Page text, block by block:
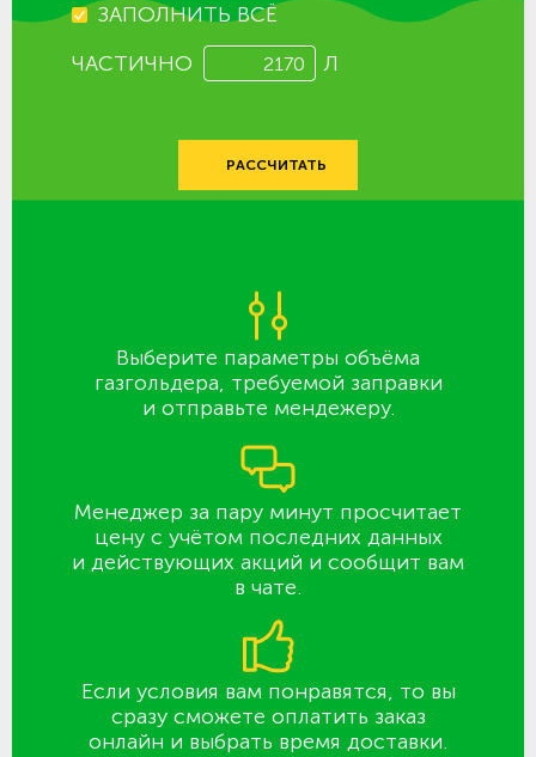
ЗАПОЛНИТЬ ВСЁ
ЧАСТИЧНО
Л
РАССЧИТАТЬ
Выберите параметры объёма
газгольдера, требуемой заправки
и отправьте мендежеру.
Менеджер за пару минут просчитает
цену с учётом последних данных
и действующих акций и сообщит вам
в чате.
Если условия вам понравятся, то вы
сразу сможете оплатить заказ
онлайн и выбрать время доставки.